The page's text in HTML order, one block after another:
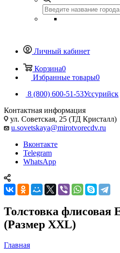
Личный кабинет
Корзина0
Избранные товары0
8 (800) 600-51-53Уссурийск
Контактная информация
ул. Советская, 25 (ТД Кристалл)
u.sovetskaya@mirotvorecdv.ru
Вконтакте
Telegram
WhatsApp
Толстовка флисовая
(Размер XXL)
Главная